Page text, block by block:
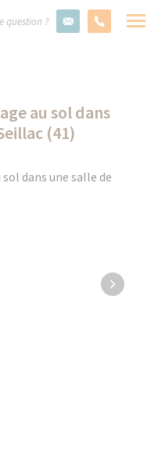
question ?
au sol dans
(41)